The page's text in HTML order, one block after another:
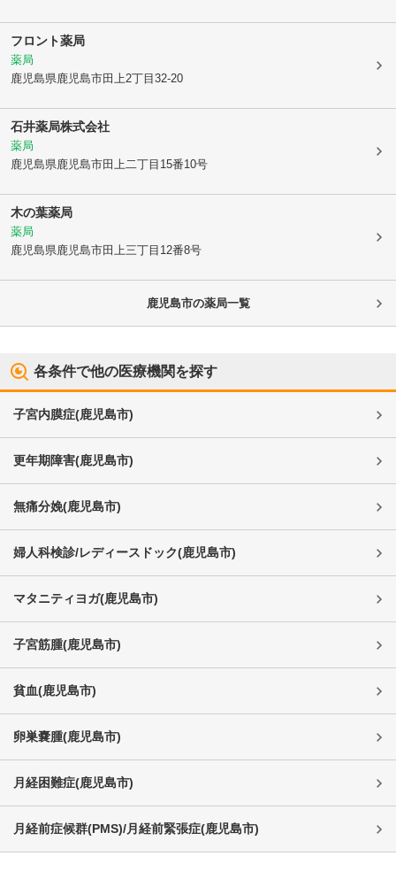
フロント薬局
薬局
鹿児島県鹿児島市田上2丁目32-20
石井薬局株式会社
薬局
鹿児島県鹿児島市田上二丁目15番10号
木の葉薬局
薬局
鹿児島県鹿児島市田上三丁目12番8号
鹿児島市の薬局一覧
各条件で他の医療機関を探す
子宮内膜症(鹿児島市)
更年期障害(鹿児島市)
無痛分娩(鹿児島市)
婦人科検診/レディースドック(鹿児島市)
マタニティヨガ(鹿児島市)
子宮筋腫(鹿児島市)
貧血(鹿児島市)
卵巣嚢腫(鹿児島市)
月経困難症(鹿児島市)
月経前症候群(PMS)/月経前緊張症(鹿児島市)